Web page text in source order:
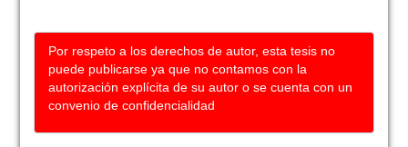
Por respeto a los derechos de autor, esta tesis no
puede publicarse ya que no contamos con la
autorización explícita de su autor o se cuenta con un
convenio de confidencialidad